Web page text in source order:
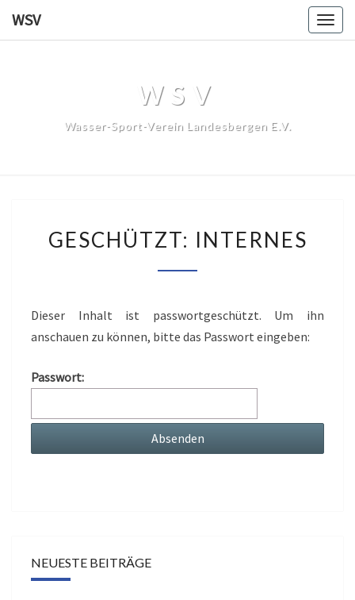
WSV
WSV
Wasser-Sport-Verein Landesbergen E.V.
INTERNES
GESCHÜTZT: INTERNES
Dieser Inhalt ist passwortgeschützt. Um ihn
anschauen zu können, bitte das Passwort eingeben:
Passwort:
NEUESTE BEITRÄGE